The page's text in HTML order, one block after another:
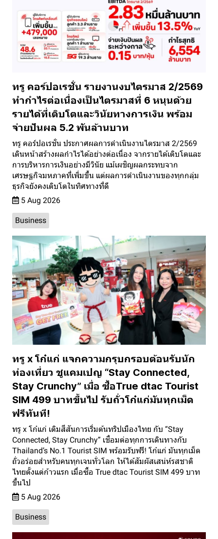
ทรู คอร์ปอเรชั่น รายงานงบไตรมาส 2/2569
ทำกำไรต่อเนื่องเป็นไตรมาสที่ 6 หนุนด้วย
รายได้ที่เติบโตและวินัยทางการเงิน พร้อม
จ่ายปันผล 5.2 พันล้านบาท
ทรู คอร์ปอเรชั่น ประกาศผลการดำเนินงานไตรมาส 2/2569
เดินหน้าสร้างผลกำไรได้อย่างต่อเนื่อง จากรายได้เติบโตและ
การบริหารการเงินอย่างมีวินัย แม้เผชิญผลกระทบจาก
เศรษฐกิจมหภาคที่เพิ่มขึ้น แต่ผลการดำเนินงานของทุกกลุ่ม
ธุรกิจยังคงเติบโตในทิศทางที่ดี
5 Aug 2026
Business
ทรู x โก๋แก่ แจกความกรุบกรอบต้อนรับนัก
ท่องเที่ยว ชูแคมเปญ “Stay Connected,
Stay Crunchy” เมื่อ ซื้อTrue dtac Tourist
SIM 499 บาทขึ้นไป รับถั่วโก๋แก่มันทุกเม็ด
ฟรีทันที!
ทรู x โก๋แก่ เติมสีสันการเริ่มต้นทริปเมืองไทย กับ “Stay
Connected, Stay Crunchy” เชื่อมต่อทุกการเดินทางกับ
Thailand’s No.1 Tourist SIM พร้อมรับฟรี! โก๋แก่ มันทุกเม็ด
ถั่วอร่อยสำหรับคนทุกเจนทั่วโลก ให้ได้สัมผัสเสน่ห์รสชาติ
ไทยตั้งแต่ก้าวแรก เมื่อซื้อ True dtac Tourist SIM 499 บาท
ขึ้นไป
5 Aug 2026
Business